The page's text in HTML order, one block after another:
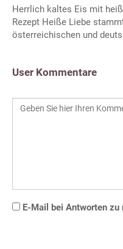
Herrlich kaltes Eis mit
Rezept Heiße Liebe
österreichischen und
User Kommentare
E-Mail bei Antworten